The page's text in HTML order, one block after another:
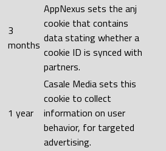
3
months
AppNexus sets the anj
cookie that contains
data stating whether a
cookie ID is synced with
partners.
1 year
Casale Media sets this
cookie to collect
information on user
behavior, for targeted
advertising.